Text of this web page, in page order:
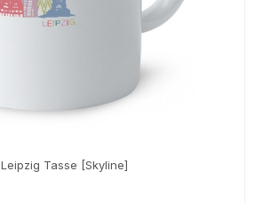
Leipzig Tasse [Skyline]